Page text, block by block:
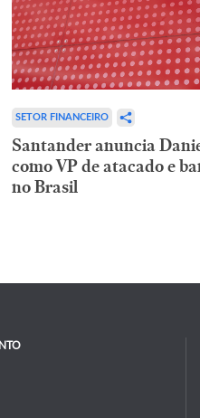
SETOR FINANCEIRO
Santander anuncia
como VP de atacado e
no Brasil